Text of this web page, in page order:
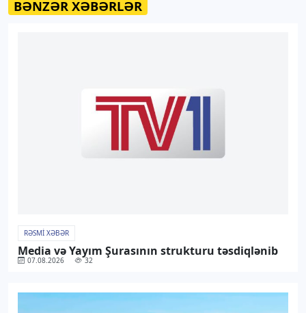
BƏNZƏR XƏBƏRLƏR
RƏSMI XƏBƏR
Media və Yayım Şurasının strukturu təsdiqlənib
07.08.2026 32